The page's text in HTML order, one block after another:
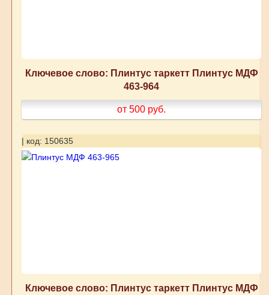
Ключевое слово: Плинтус таркетт Плинтус МДФ
463-964
от 500 руб.
| код: 150635
Ключевое слово: Плинтус таркетт Плинтус МДФ